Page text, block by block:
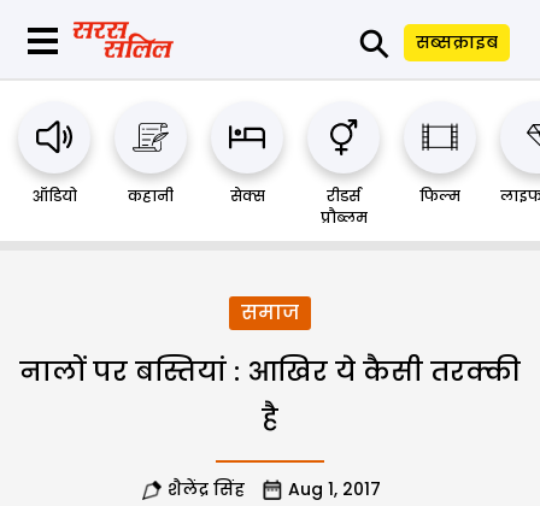
⚲ सब्सक्राइब
ऑडियो कहानी सेक्स
रीडर्स
प्रौब्लम
फिल्म
समाज
नालों पर बस्तियां : आखिर ये कैसी तरक्की
है
शैलेंद्र सिंह Aug 1, 2017